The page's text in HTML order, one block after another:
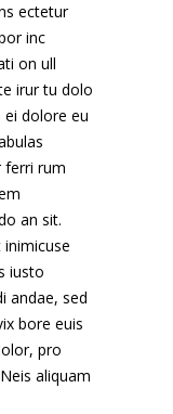
ectetur
inc
on ull
irur tu dolo
ei dolore eu
ferri rum
an sit.
iusto
andae, sed
bore euis
pro
aliquam